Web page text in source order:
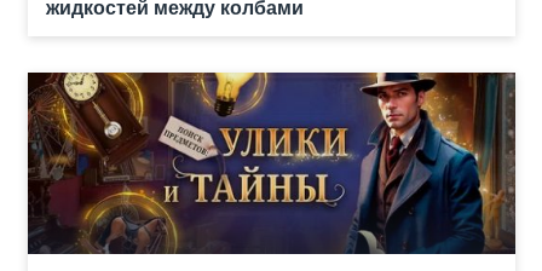
жидкостей между колбами